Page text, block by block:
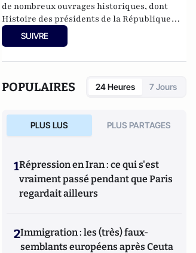
de nombreux ouvrages historiques, dont
Histoire des présidents de la République
Perrin 2013, et André Tardieu, l'Incompris,
Perrin 2019.
SUIVRE
POPULAIRES 24 Heures 7 Jours
PLUS LUS PLUS PARTAGES
1Répression en Iran : ce qui s'est
vraiment passé pendant que Paris
regardait ailleurs
2Immigration : les (très) faux-
semblants européens après Ceuta